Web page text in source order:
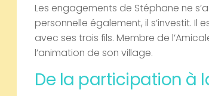
Les engagements de Stéphane ne
personnelle également, il s’investit.
avec ses trois fils. Membre de
l’animation de son village.
De la participation à